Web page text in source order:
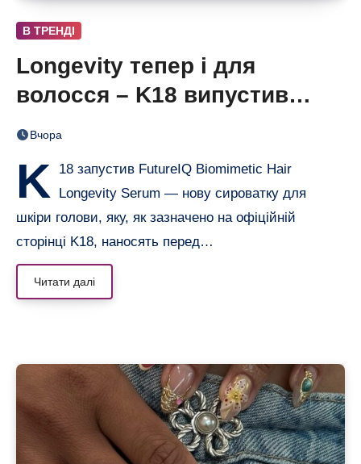
В ТРЕНДІ
Longevity тепер і для
волосся – K18 випустив
нічну сироватку FutureIQ
Вчора
K
18 запустив FutureIQ Biomimetic Hair
Longevity Serum — нову сироватку для
шкіри голови, яку, як зазначено на офіційній
сторінці K18, наносять перед…
Читати далі